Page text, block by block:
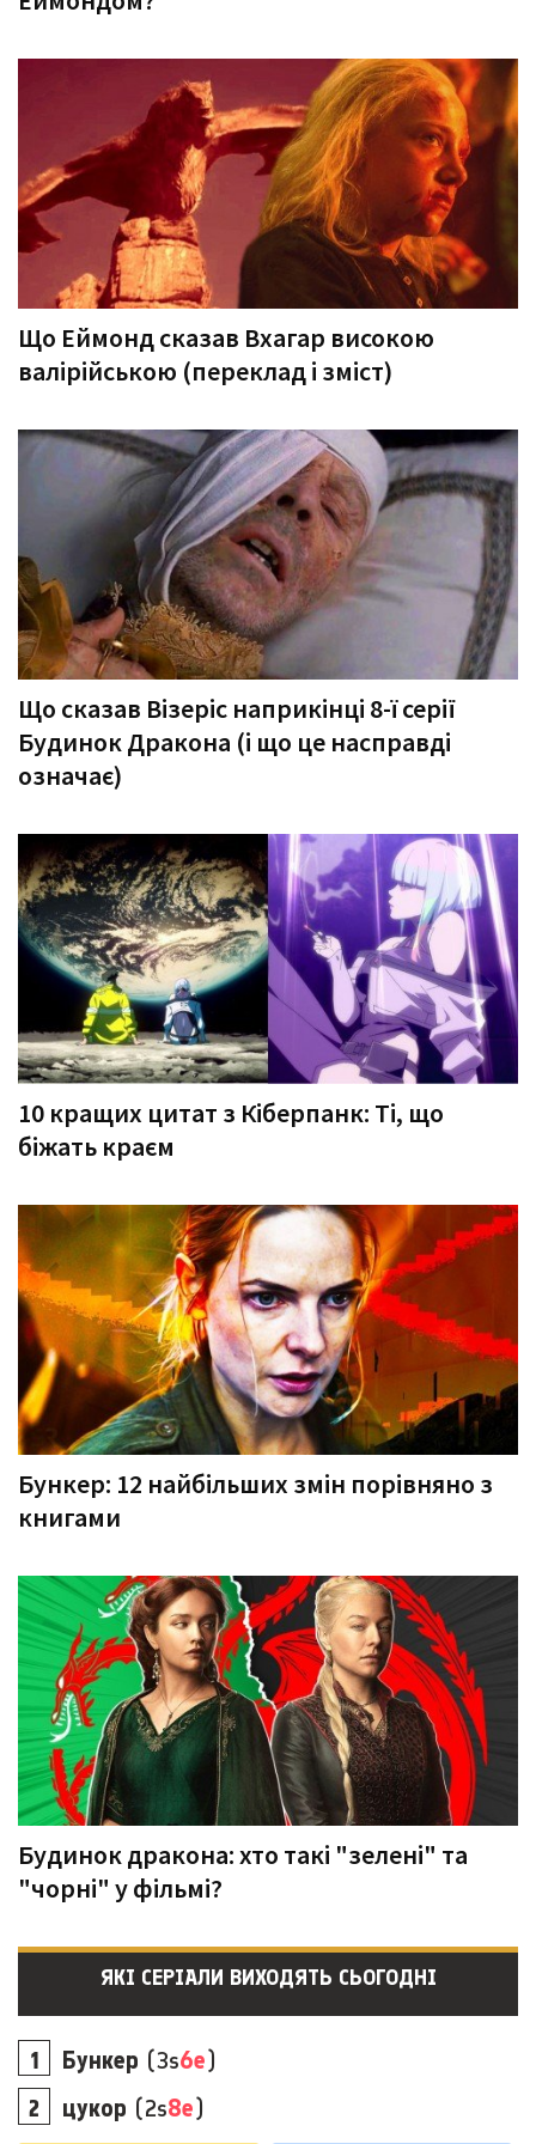
Що Еймонд сказав Вхагар високою
валірійською (переклад і зміст)
Що сказав Візеріс наприкінці 8-ї серії
Будинок Дракона (і що це насправді
означає)
10 кращих цитат з Кіберпанк: Ті, що
біжать краєм
Бункер: 12 найбільших змін порівняно з
книгами
Будинок дракона: хто такі "зелені" та
"чорні" у фільмі?
ЯКІ СЕРІАЛИ ВИХОДЯТЬ СЬОГОДНІ
Бункер (3s6e)
цукор (2s8e)